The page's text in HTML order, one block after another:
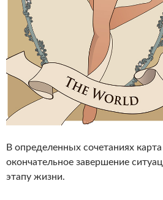
В определенных сочетаниях
окончательное завершение
этапу жизни.